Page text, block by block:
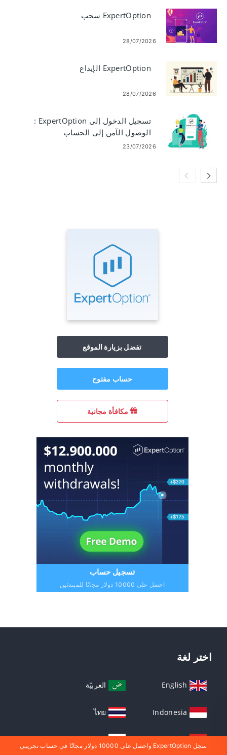
ExpertOption سحب
28/07/2026
ExpertOption الإيداع
28/07/2026
تسجيل الدخول إلى ExpertOption :
الوصول الآمن إلى الحساب
واستكشاف الأخطاء وإصلاحها
23/07/2026
تفضل بزيارة الموقع
حساب مفتوح
مكافأة مجانية
تسجيل حساب
احصل على 10000 دولار مجانًا للمبتدئين
اختر لغة
English العربيّة
Indonesia
ไทย
Tiếng Việt
Русский
سجل ExpertOption واحصل على 10000 دولار مجانًا في حساب تجريبي